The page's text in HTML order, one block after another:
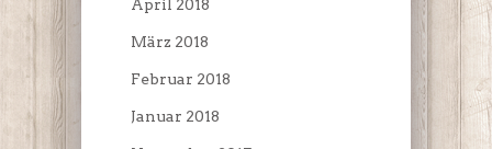
April 2018
März 2018
Februar 2018
Januar 2018